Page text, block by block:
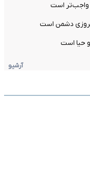
واجب‌تر است
دشمن است
حیا است
آرشیو